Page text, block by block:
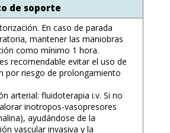
de soporte
En caso de parada
mantener las maniobras
como mínimo 1 hora.
recomendable evitar el uso de
por riesgo de prolongamiento
arterial: fluidoterapia i.v. Si no
inotropos-vasopresores
ayudándose de la
vascular invasiva y la